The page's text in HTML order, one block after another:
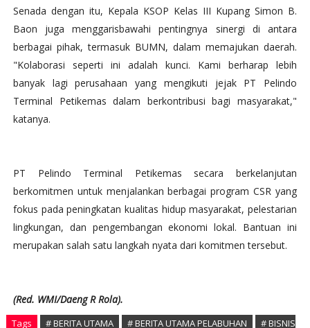
Senada dengan itu, Kepala KSOP Kelas III Kupang Simon B.
Baon juga menggarisbawahi pentingnya sinergi di antara
berbagai pihak, termasuk BUMN, dalam memajukan daerah.
"Kolaborasi seperti ini adalah kunci. Kami berharap lebih
banyak lagi perusahaan yang mengikuti jejak PT Pelindo
Terminal Petikemas dalam berkontribusi bagi masyarakat,"
katanya.
PT Pelindo Terminal Petikemas secara berkelanjutan
berkomitmen untuk menjalankan berbagai program CSR yang
fokus pada peningkatan kualitas hidup masyarakat, pelestarian
lingkungan, dan pengembangan ekonomi lokal. Bantuan ini
merupakan salah satu langkah nyata dari komitmen tersebut.
(Red. WMI/Daeng R Rola).
Tags # BERITA UTAMA # BERITA UTAMA PELABUHAN # BISNIS